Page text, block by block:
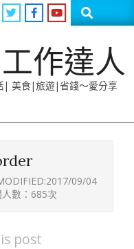
Search
作達人
| 美食|旅遊|省錢～愛分享
2017/09/04
數：685次
post